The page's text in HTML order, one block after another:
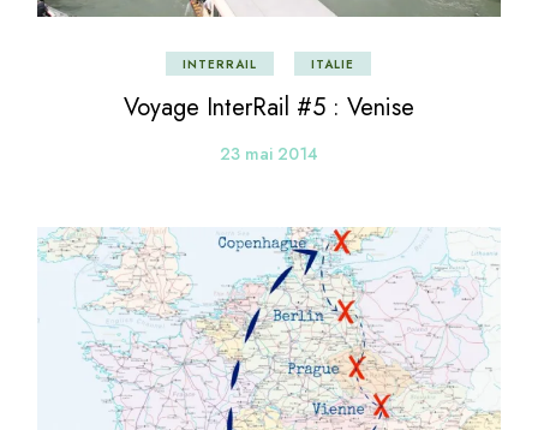
INTERRAIL ITALIE
Voyage InterRail #5 : Venise
23 mai 2014